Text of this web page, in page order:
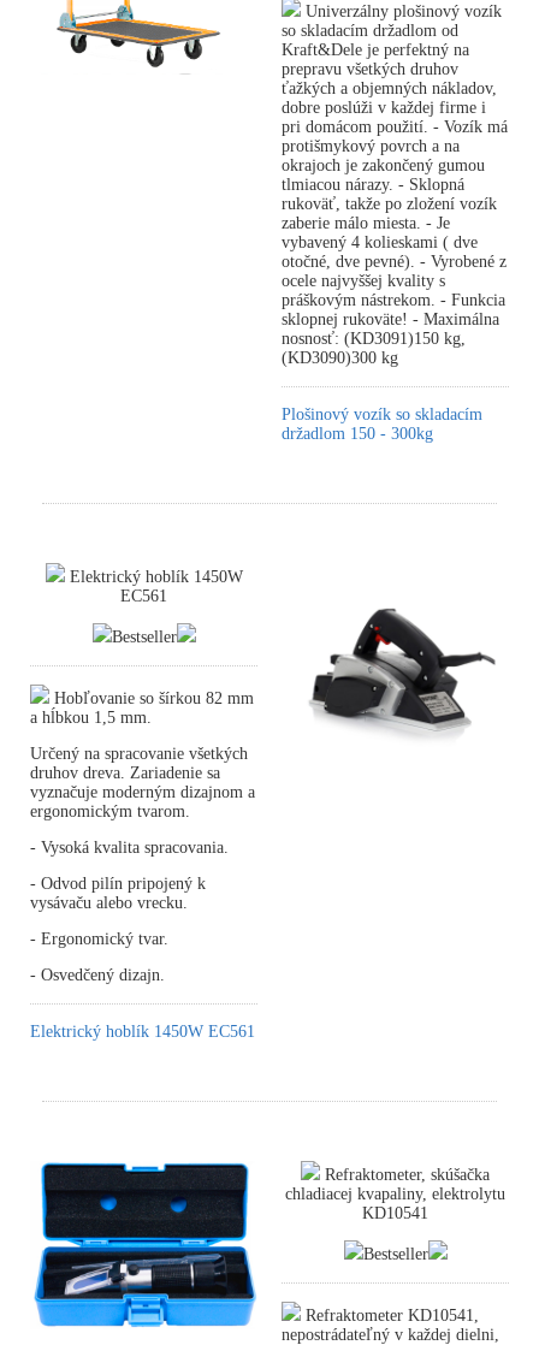
Univerzálny plošinový vozík
so skladacím držadlom od
Kraft&Dele je perfektný na
prepravu všetkých druhov
ťažkých a objemných nákladov,
dobre poslúži v každej firme i
pri domácom použití. - Vozík má
protišmykový povrch a na
okrajoch je zakončený gumou
tlmiacou nárazy. - Sklopná
rukoväť, takže po zložení vozík
zaberie málo miesta. - Je
vybavený 4 kolieskami ( dve
otočné, dve pevné). - Vyrobené z
ocele najvyššej kvality s
práškovým nástrekom. - Funkcia
sklopnej rukoväte! - Maximálna
nosnosť: (KD3091)150 kg,
(KD3090)300 kg
Plošinový vozík so skladacím
držadlom 150 - 300kg
Elektrický hoblík 1450W
EC561
Bestseller
Hobľovanie so šírkou 82 mm
a hĺbkou 1,5 mm.
Určený na spracovanie všetkých
druhov dreva. Zariadenie sa
vyznačuje moderným dizajnom a
ergonomickým tvarom.
- Vysoká kvalita spracovania.
- Odvod pilín pripojený k
vysávaču alebo vrecku.
- Ergonomický tvar.
- Osvedčený dizajn.
Elektrický hoblík 1450W EC561
Refraktometer, skúšačka
chladiacej kvapaliny, elektrolytu
KD10541
Bestseller
Refraktometer KD10541,
nepostrádateľný v každej dielni,